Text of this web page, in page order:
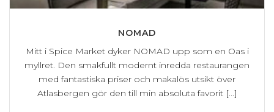
NOMAD
Mitt i Spice Market dyker NOMAD upp som en Oas i
myllret. Den smakfullt modernt inredda restaurangen
med fantastiska priser och makalös utsikt över
Atlasbergen gör den till min absoluta favorit [...]